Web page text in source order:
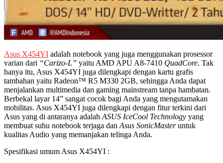
Asus X454YI adalah notebook yang juga menggunakan prosessor
varian dari “Carizo-L” yaitu AMD APU A8-7410 QuadCore. Tak
hanya itu, Asus X454YI juga dilengkapi dengan kartu grafis
tambahan yaitu Radeon™ R5 M330 2GB, sehingga Anda dapat
menjalankan multimedia dan gaming mainstream tanpa hambatan.
Berbekal layar 14” sangat cocok bagi Anda yang mengutamakan
mobilitas. Asus X454YI juga dilengkapi dengan fitur terkini dari
Asus yang di antaranya adalah ASUS IceCool Technology yang
membuat suhu notebook terjaga dan Asus SonicMasteruntuk
kualitas Audio yang memanjakan telinga Anda.
Spesifikasi umum Asus X454YI :